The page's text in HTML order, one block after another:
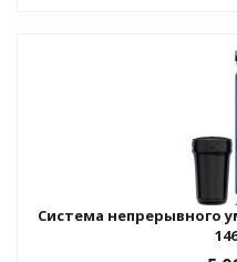
Система непрерывного